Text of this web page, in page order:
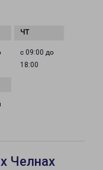
с 09:00 до
18:00
Челнах